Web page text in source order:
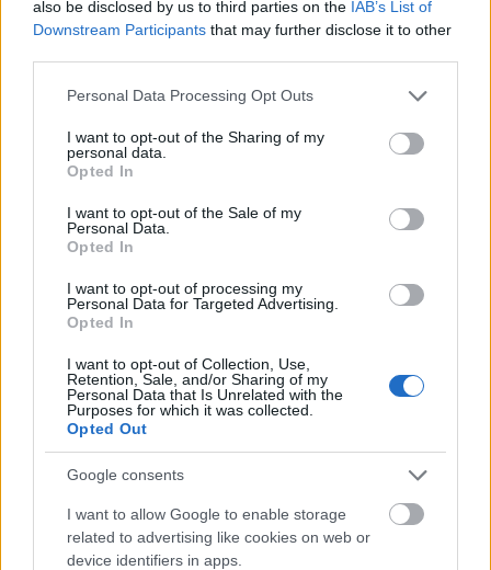
also be disclosed by us to third parties on the IAB’s List of
Downstream Participants that may further disclose it to other
Please note that this website/app uses one or more Google
not limited to your visit or usage behaviour. You may click to
grant or deny consent to Google and its third-party tags to
use your data for below specified purposes in below Google
consent section.
Personal Data Processing Opt Outs
I want to opt-out of the Sharing of my
personal data.
Opted In
I want to opt-out of the Sale of my
Personal Data.
Opted In
I want to opt-out of processing my
Personal Data for Targeted Advertising.
Opted In
I want to opt-out of Collection, Use,
Retention, Sale, and/or Sharing of my
Personal Data that Is Unrelated with the
Purposes for which it was collected.
Opted Out
Google consents
I want to allow Google to enable storage
related to advertising like cookies on web or
device identifiers in apps.
egymást a történetben, mindenki gyanús lesz, hogy
a sztori, a cél a szórakoztatás, nem az
nem hétköznapi események miatt egyáltalán nem
felejthető alkotáshoz van szerencsénk. Brilliáns
jellemkomikumok sora, hihetetlenül pergő
párbeszédek, van itt minden, ami igazán rejtőivé tud
történetet, biztosan nem fog csalódni benne, tömény
humorbomba, igényes szórakoztatás lesz a jutalma.
Egy igazi csemege a Tigrisvér, hiszen Rejtő Jenő
westernregényei nincsenek benne annyira a
köztudatban, mint egyéb alkotásai. Ez a történet egy
gyáva fiatalemberről, Robinról szól, akinek életét
alapvetően változtatja meg, hogy nevelőapja egy
napon elmondja neki, hogy ő a híres bandita, a
Tigris fia. Elindul, hogy bosszút álljon, azonban
hiába próbál banditaként élni és cselekedni, az igazi
tulajdonságai nem merülnek feledésbe, csak